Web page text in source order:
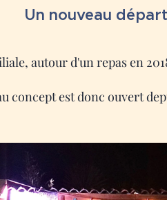
Un nouveau départ
autour d'un repas en
concept est donc ouvert